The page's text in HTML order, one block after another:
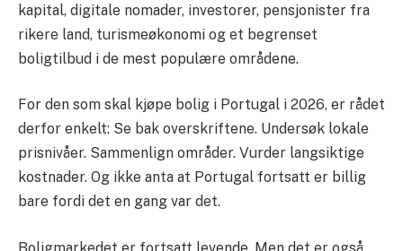
kapital, digitale nomader, investorer, pensjonister fra
rikere land, turismeøkonomi og et begrenset
boligtilbud i de mest populære områdene.
For den som skal kjøpe bolig i Portugal i 2026, er rådet
derfor enkelt: Se bak overskriftene. Undersøk lokale
prisnivåer. Sammenlign områder. Vurder langsiktige
kostnader. Og ikke anta at Portugal fortsatt er billig
bare fordi det en gang var det.